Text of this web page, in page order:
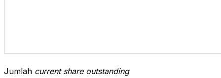
Jumlah current share outstanding